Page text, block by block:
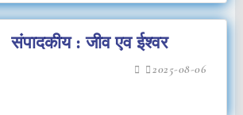
संपादकीय : जीव एव ईश्वर
2025-08-06